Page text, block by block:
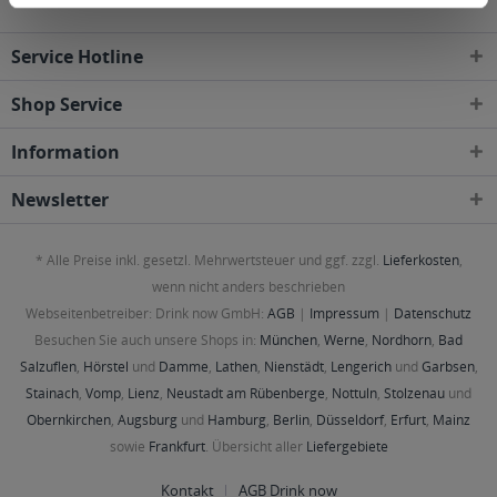
Service Hotline
Shop Service
Information
Newsletter
* Alle Preise inkl. gesetzl. Mehrwertsteuer und ggf. zzgl. Lieferkosten,
wenn nicht anders beschrieben
Webseitenbetreiber: Drink now GmbH: AGB | Impressum | Datenschutz
Besuchen Sie auch unsere Shops in: München, Werne, Nordhorn, Bad
Salzuflen, Hörstel und Damme, Lathen, Nienstädt, Lengerichund Garbsen,
Stainach, Vomp, Lienz, Neustadt am Rübenberge, Nottuln, Stolzenau und
Obernkirchen, Augsburg und Hamburg, Berlin, Düsseldorf, Erfurt, Mainz
sowie Frankfurt. Übersicht aller Liefergebiete
Kontakt AGB Drink now